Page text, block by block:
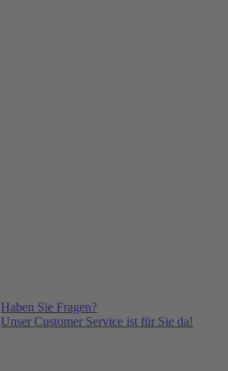
Haben Sie Fragen?
Unser Customer Service ist für Sie da!